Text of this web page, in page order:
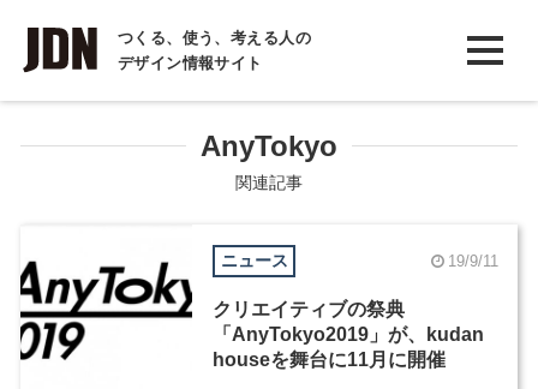
つくる、使う、考える人の
デザイン情報サイト
INTERVIEW
インタビュー
コラム
AnyTokyo
関連記事
ニュース 19/9/11
クリエイティブの祭典
「AnyTokyo2019」が、kudan
houseを舞台に11月に開催